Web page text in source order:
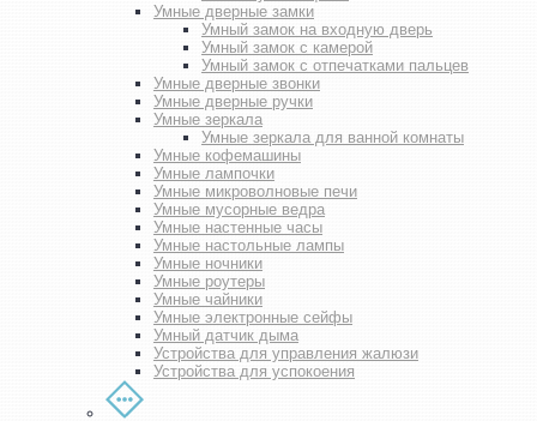
Умные дверные замки
Умный замок на входную дверь
Умный замок с камерой
Умный замок с отпечатками пальцев
Умные дверные звонки
Умные дверные ручки
Умные зеркала
Умные зеркала для ванной комнаты
Умные кофемашины
Умные лампочки
Умные микроволновые печи
Умные мусорные ведра
Умные настенные часы
Умные настольные лампы
Умные ночники
Умные роутеры
Умные чайники
Умные электронные сейфы
Умный датчик дыма
Устройства для управления жалюзи
Устройства для успокоения